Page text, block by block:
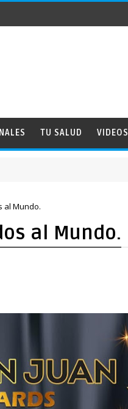
TU SALUD VIDEOS
al Mundo.
al Mundo.